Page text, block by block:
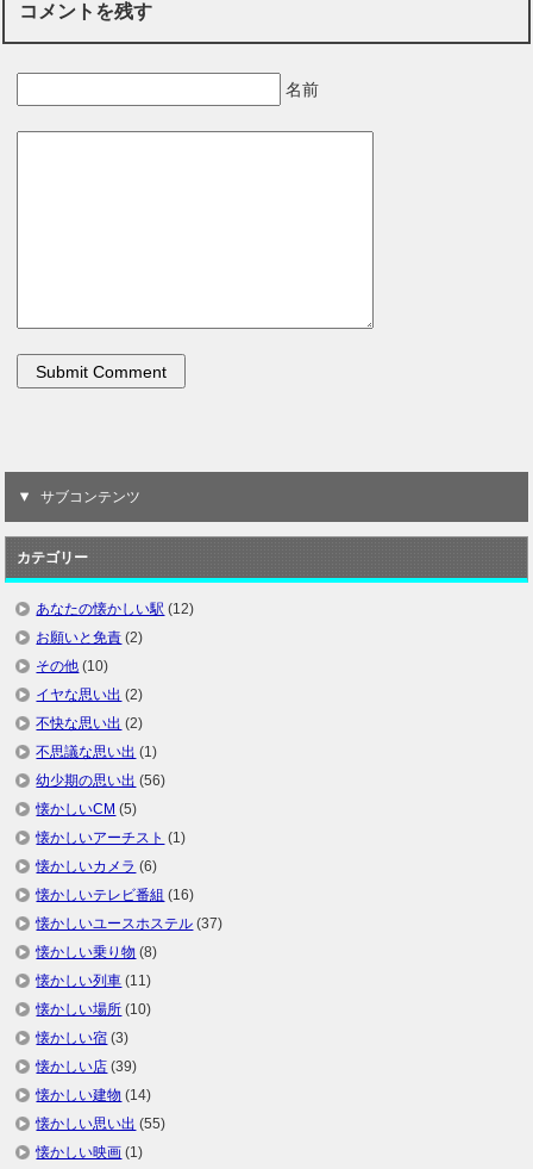
コメントを残す
名前
サブコンテンツ
カテゴリー
あなたの懐かしい駅 (12)
お願いと免責 (2)
その他 (10)
イヤな思い出 (2)
不快な思い出 (2)
不思議な思い出 (1)
幼少期の思い出 (56)
懐かしいCM (5)
懐かしいアーチスト (1)
懐かしいカメラ (6)
懐かしいテレビ番組 (16)
懐かしいユースホステル (37)
懐かしい乗り物 (8)
懐かしい列車 (11)
懐かしい場所 (10)
懐かしい宿 (3)
懐かしい店 (39)
懐かしい建物 (14)
懐かしい思い出 (55)
懐かしい映画 (1)